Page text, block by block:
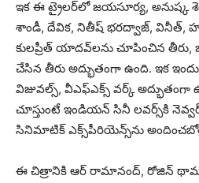
ఇక ఈ ట్రైలర్‌లో జయసూర్య, అనుష్క
శాండీ, దేవిక, నితీష్ భరద్వాజ్, వినీత్,
కులప్రీత్ యాదవ్‌లను చూపించిన తీరు,
చేసిన తీరు అద్భుతంగా ఉంది. ఇక
విజువల్స్, వీఎఫ్ఎక్స్ వర్క్ అద్భుతంగా
చూస్తుంటే ఇండియన్ సినీ లవర్స్‌కి
సినిమాటిక్ ఎక్స్‌పీరియెన్స్‌ను
ఈ చిత్రానికి ఆర్ రామానంద్, రోజిన్